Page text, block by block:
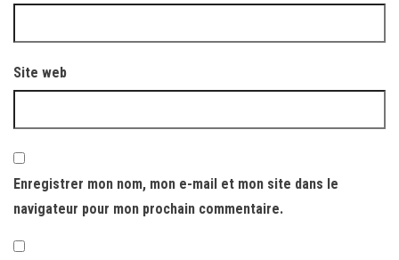
Site web
Enregistrer mon nom, mon e-mail et mon site dans le
navigateur pour mon prochain commentaire.